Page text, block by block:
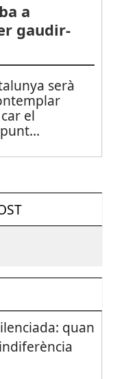
a
gaudir-
serà
el
...